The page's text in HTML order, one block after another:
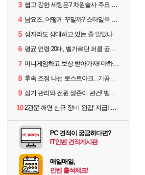
3 쉽고 강한 세팅은? 차원술사 주요 빌드와 스킬 코드
4 남요즈, 어떻게 꾸밀까? 스타일북 인기 차원술사 커스터마이즈
5 성자라도 상대하고 있는 줄 알았나? 벨가르딘 이모저모
6 평균 연령 20대, 벨가르딘 퍼클 공대 '영로티'를 만나다
7 미니게임하고 보상 받아가자! 마하라카 썸머 캠프 할 일은?
8 후속 조정 나선 로스트아크...기공사, 차원술사 하향
9 잡기 관리와 전원 생존이 관건! 벨가르딘 유물 칭호 획득방법 정리
10 2관문 깨면 신규 장비 ‘완갑’ 지급! 그림자 레이드 벨가르딘 공개
PC 견적이 궁금하다면?
IT인벤 견적게시판
매일매일,
인벤 출석체크!